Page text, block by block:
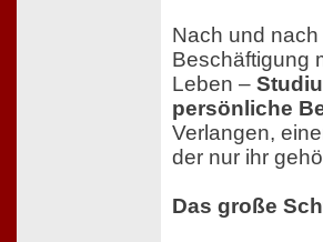
Nach und
Beschäftigung
Leben –
persönliche
Verlangen,
der nur ihr
Das große